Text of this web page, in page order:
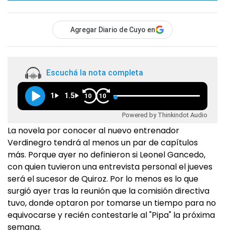
Agregar Diario de Cuyo en
Escuchá la nota completa
1 1.5 10 10
Powered by Thinkindot Audio
La novela por conocer al nuevo entrenador
Verdinegro tendrá al menos un par de capítulos
más. Porque ayer no definieron si Leonel Gancedo,
con quien tuvieron una entrevista personal el jueves
será el sucesor de Quiroz. Por lo menos es lo que
surgió ayer tras la reunión que la comisión directiva
tuvo, donde optaron por tomarse un tiempo para no
equivocarse y recién contestarle al "Pipa" la próxima
semana.